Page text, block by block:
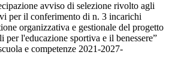
avviso di selezione rivolto agli
per il conferimento di n. 3 incarichi
organizzativa e gestionale del progetto
l'educazione sportiva e il benessere”
e competenze 2021-2027-